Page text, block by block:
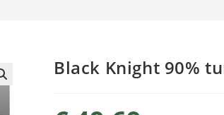
Black Knight 90%